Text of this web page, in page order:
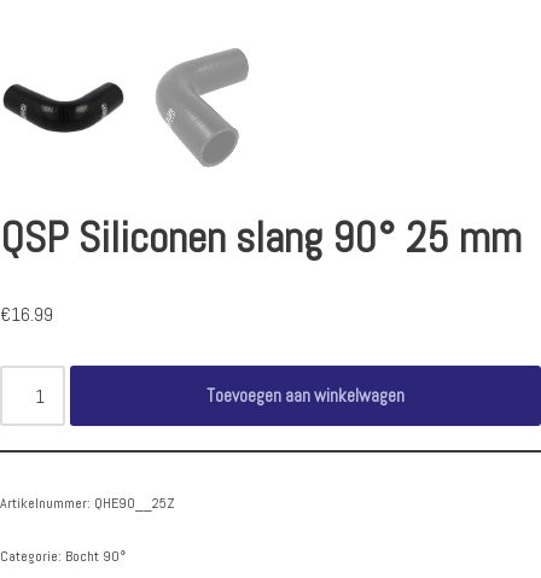
QSP Siliconen slang 90° 25 mm
€16.99
Toevoegen aan winkelwagen
Artikelnummer: QHE90__25Z
Categorie: Bocht 90°